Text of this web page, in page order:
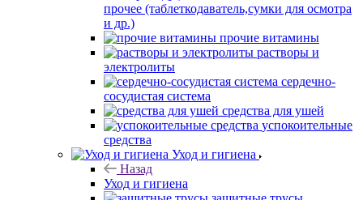
прочее (таблеткодаватель,сумки для осмотра
и др.)
прочие витамины
растворы и
электролиты
сердечно-
сосудистая система
средства для ушей
успокоительные
средства
Уход и гигиена
Назад
Уход и гигиена